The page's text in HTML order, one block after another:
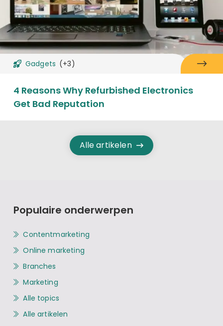
Gadgets (+3)
4 Reasons Why Refurbished Electronics
Get Bad Reputation
Alle artikelen
Populaire onderwerpen
Contentmarketing
Online marketing
Branches
Marketing
Alle topics
Alle artikelen